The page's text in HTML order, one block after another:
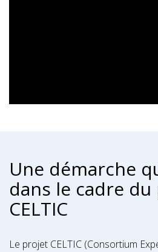
Une démarche
dans le cadre
CELTIC
Le projet CELTIC (Consortium